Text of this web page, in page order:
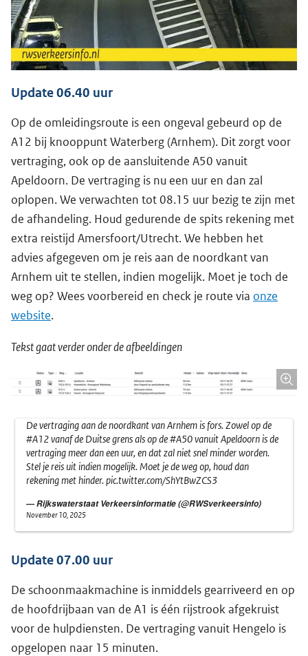
Update 06.40 uur
Op de omleidingsroute is een ongeval gebeurd op de
A12 bij knooppunt Waterberg (Arnhem). Dit zorgt voor
vertraging, ook op de aansluitende A50 vanuit
Apeldoorn. De vertraging is nu een uur en dan zal
oplopen. We verwachten tot 08.15 uur bezig te zijn met
de afhandeling. Houd gedurende de spits rekening met
extra reistijd Amersfoort/Utrecht. We hebben het
advies afgegeven om je reis aan de noordkant van
Arnhem uit te stellen, indien mogelijk. Moet je toch de
weg op? Wees voorbereid en check je route via onze
website.
Tekst gaat verder onder de afbeeldingen
De vertraging aan de noordkant van Arnhem is fors. Zowel op de
#A12vanaf de Duitse grens als op de#A50vanuit Apeldoorn is de
vertraging meer dan een uur, en dat zal niet snel minder worden.
Stel je reis uit indien mogelijk. Moet je de weg op, houd dan
rekening met hinder.pic.twitter.com/ShYtBwZCS3
— Rijkswaterstaat Verkeersinformatie (@RWSverkeersinfo)
November 10, 2025
Update 07.00 uur
De schoonmaakmachine is inmiddels gearriveerd en op
de hoofdrijbaan van de A1 is één rijstrook afgekruist
voor de hulpdiensten. De vertraging vanuit Hengelo is
opgelopen naar 15 minuten.